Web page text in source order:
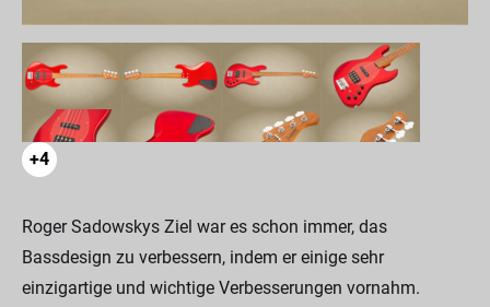
+4
Roger Sadowskys Ziel war es schon immer, das
Bassdesign zu verbessern, indem er einige sehr
einzigartige und wichtige Verbesserungen vornahm.